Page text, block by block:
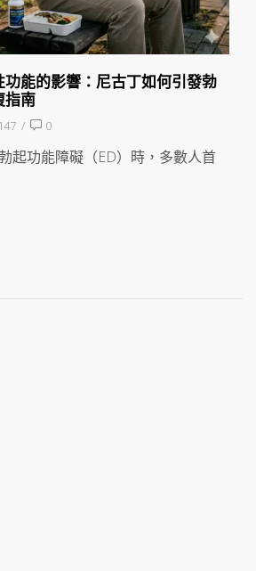
能的影響：尼古丁如何引發勃
指南
147 / 0
起功能障礙（ED）時，多數人首